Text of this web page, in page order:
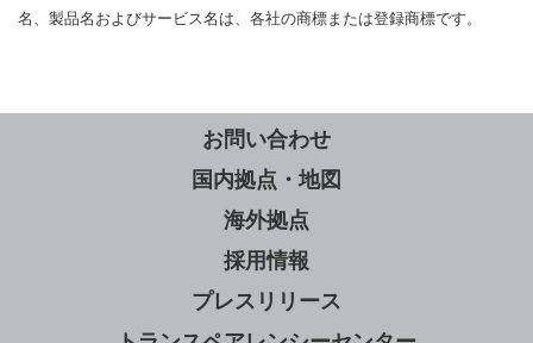
名、製品名およびサービス名は、各社の商標または登録商標です。
お問い合わせ
国内拠点・地図
海外拠点
採用情報
プレスリリース